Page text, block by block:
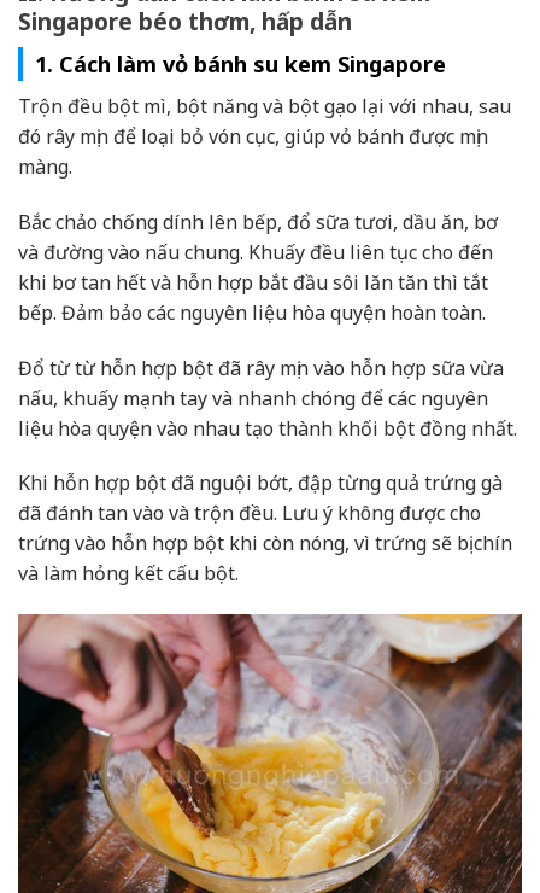
Singapore béo thơm, hấp dẫn
1. Cách làm vỏ bánh su kem Singapore
Trộn đều bột mì, bột năng và bột gạo lại với nhau, sau
đó rây mịn để loại bỏ vón cục, giúp vỏ bánh được mịn
màng.
Bắc chảo chống dính lên bếp, đổ sữa tươi, dầu ăn, bơ
và đường vào nấu chung. Khuấy đều liên tục cho đến
khi bơ tan hết và hỗn hợp bắt đầu sôi lăn tăn thì tắt
bếp. Đảm bảo các nguyên liệu hòa quyện hoàn toàn.
Đổ từ từ hỗn hợp bột đã rây mịn vào hỗn hợp sữa vừa
nấu, khuấy mạnh tay và nhanh chóng để các nguyên
liệu hòa quyện vào nhau tạo thành khối bột đồng nhất.
Khi hỗn hợp bột đã nguội bớt, đập từng quả trứng gà
đã đánh tan vào và trộn đều. Lưu ý không được cho
trứng vào hỗn hợp bột khi còn nóng, vì trứng sẽ bị chín
và làm hỏng kết cấu bột.